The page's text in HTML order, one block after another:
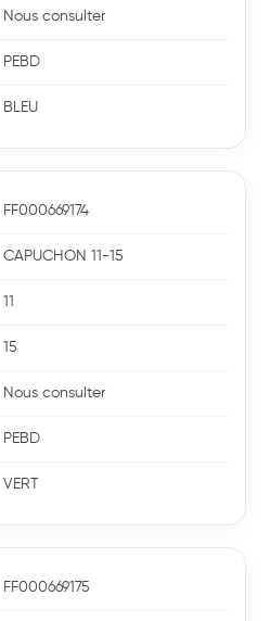
Nous consulter
PEBD
BLEU
FF000669174
CAPUCHON 11-15
11
15
Nous consulter
PEBD
VERT
FF000669175